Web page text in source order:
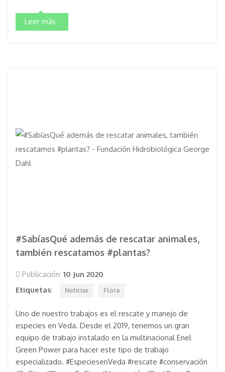
Leer más
#SabíasQué además de rescatar animales,
también rescatamos #plantas?
Publicación: 10 Jun 2020
Etiquetas: Noticias Flora
Uno de nuestro trabajos es el rescate y manejo de
especies en Veda. Desde el 2019, tenemos un gran
equipo de trabajo instalado en la multinacional Enel
Green Power para hacer este tipo de trabajo
especializado. #EspeciesenVeda #rescate #conservación